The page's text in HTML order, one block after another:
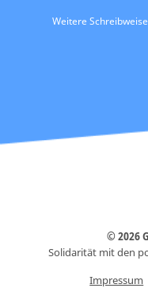
Weitere
© 2026
Solidarität mit den
Impressum